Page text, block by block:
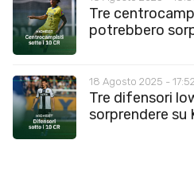
Tre
potrebbero
18 Agosto 2025 - 17:52
Tre difensori
sorprendere su